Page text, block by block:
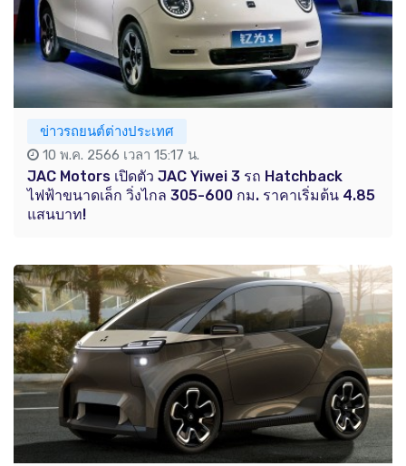
ข่าวรถยนต์ต่างประเทศ
10 พ.ค. 2566 เวลา 15:17 น.
JAC Motors เปิดตัว JAC Yiwei 3 รถ Hatchback
ไฟฟ้าขนาดเล็ก วิ่งไกล 305-600 กม. ราคาเริ่มต้น 4.85
แสนบาท!